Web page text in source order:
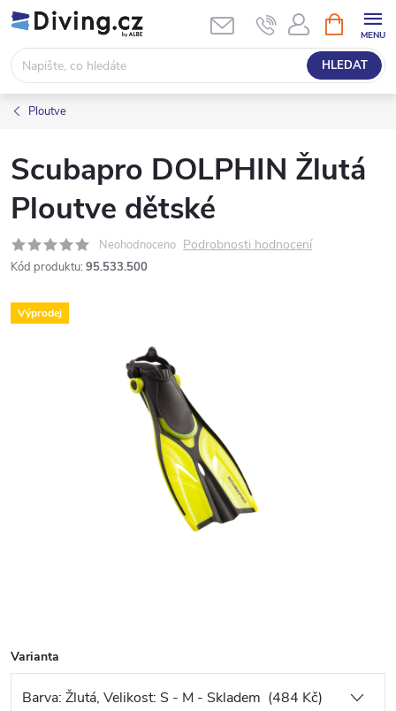
Přejít
na
obsah
HLEDAT
NÁKUPNÍ
KOŠÍK
Ploutve
Scubapro DOLPHIN Žlutá
Ploutve dětské
Neohodnoceno Podrobnosti hodnocení
Kód produktu: 95.533.500
Výprodej
Varianta